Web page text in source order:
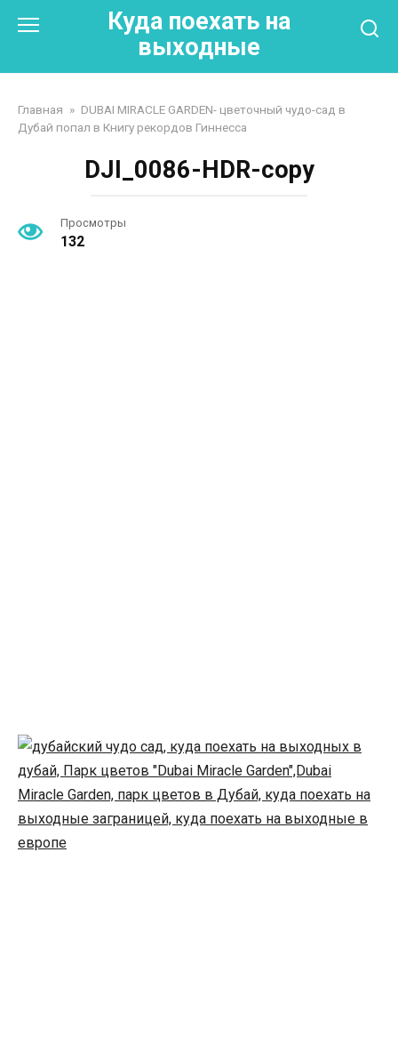
Куда поехать на
выходные
Главная » DUBAI MIRACLE GARDEN- цветочный чудо-сад в
Дубай попал в Книгу рекордов Гиннесса
DJI_0086-HDR-copy
Просмотры
132